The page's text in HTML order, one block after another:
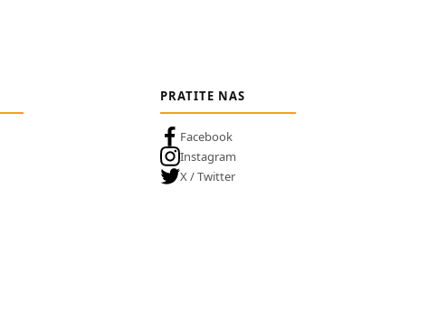
PRATITE NAS
Facebook
Instagram
X / Twitter